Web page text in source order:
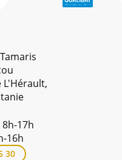
17h
16h
30